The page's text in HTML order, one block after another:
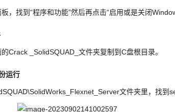
，找到“程序和功能”然后再点击“启用或是关闭
Crack _SolidSQUAD_文件夹复制到C盘根目录。
运行
文件夹里，找到